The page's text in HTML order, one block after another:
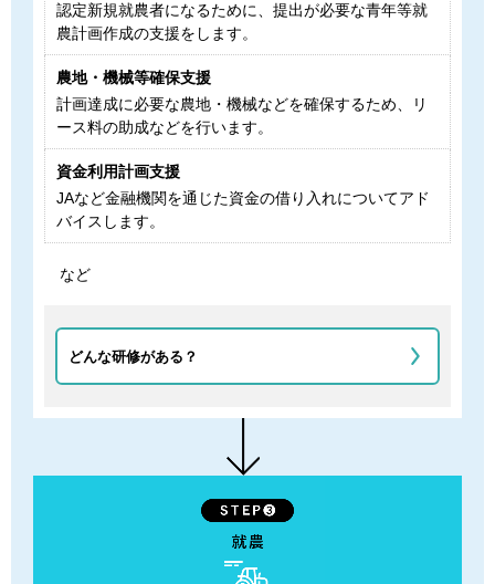
認定新規就農者になるために、提出が必要な青年等就
農計画作成の支援をします。
農地・機械等確保支援
計画達成に必要な農地・機械などを確保するため、リ
ース料の助成などを行います。
資金利用計画支援
JAなど金融機関を通じた資金の借り入れについてアド
バイスします。
など
どんな研修がある？